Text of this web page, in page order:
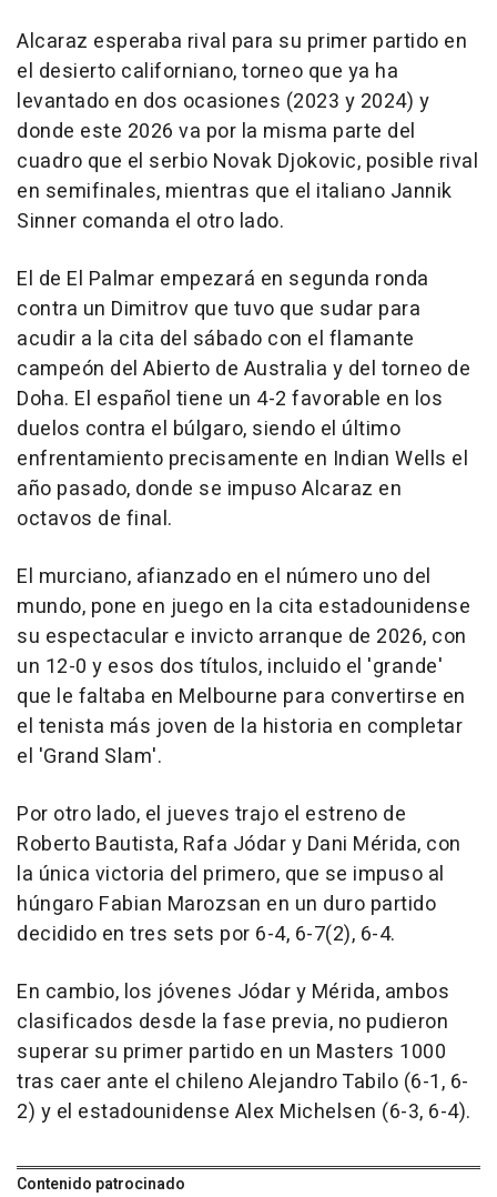
Alcaraz esperaba rival para su primer partido en
el desierto californiano, torneo que ya ha
levantado en dos ocasiones (2023 y 2024) y
donde este 2026 va por la misma parte del
cuadro que el serbio Novak Djokovic, posible rival
en semifinales, mientras que el italiano Jannik
Sinner comanda el otro lado.
El de El Palmar empezará en segunda ronda
contra un Dimitrov que tuvo que sudar para
acudir a la cita del sábado con el flamante
campeón del Abierto de Australia y del torneo de
Doha. El español tiene un 4-2 favorable en los
duelos contra el búlgaro, siendo el último
enfrentamiento precisamente en Indian Wells el
año pasado, donde se impuso Alcaraz en
octavos de final.
El murciano, afianzado en el número uno del
mundo, pone en juego en la cita estadounidense
su espectacular e invicto arranque de 2026, con
un 12-0 y esos dos títulos, incluido el 'grande'
que le faltaba en Melbourne para convertirse en
el tenista más joven de la historia en completar
el 'Grand Slam'.
Por otro lado, el jueves trajo el estreno de
Roberto Bautista, Rafa Jódar y Dani Mérida, con
la única victoria del primero, que se impuso al
húngaro Fabian Marozsan en un duro partido
decidido en tres sets por 6-4, 6-7(2), 6-4.
En cambio, los jóvenes Jódar y Mérida, ambos
clasificados desde la fase previa, no pudieron
superar su primer partido en un Masters 1000
tras caer ante el chileno Alejandro Tabilo (6-1, 6-
2) y el estadounidense Alex Michelsen (6-3, 6-4).
Contenido patrocinado